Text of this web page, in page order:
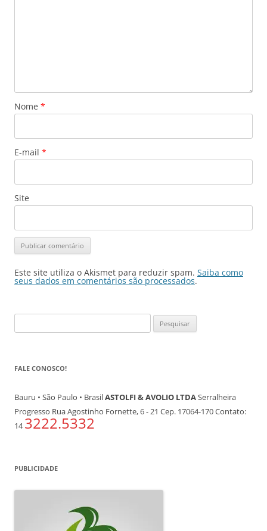
Nome *
E-mail *
Site
Este site utiliza o Akismet para reduzir spam. Saiba como
seus dados em comentários são processados.
por:
FALE CONOSCO!
Bauru • São Paulo • BrasilASTOLFI & AVOLIO LTDASerralheira
Progresso Rua Agostinho Fornette, 6 - 21 Cep. 17064-170 Contato:
143222.5332
PUBLICIDADE